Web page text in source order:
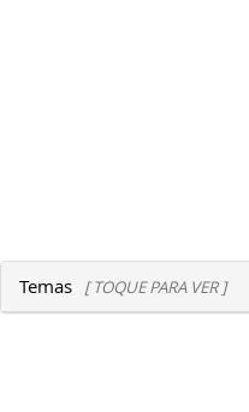
Temas [ TOQUE PARA VER ]